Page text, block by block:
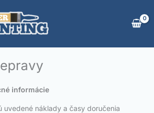
informácie
uvedené náklady a časy doručenia